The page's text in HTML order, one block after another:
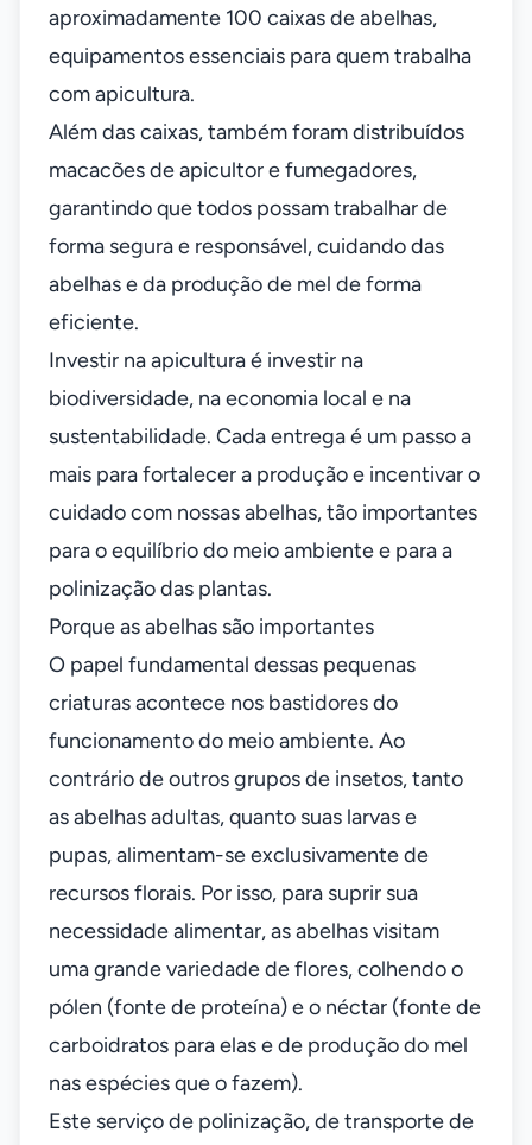
aproximadamente 100 caixas de abelhas,
equipamentos essenciais para quem trabalha
com apicultura.
Além das caixas, também foram distribuídos
macacões de apicultor e fumegadores,
garantindo que todos possam trabalhar de
forma segura e responsável, cuidando das
abelhas e da produção de mel de forma
eficiente.
Investir na apicultura é investir na
biodiversidade, na economia local e na
sustentabilidade. Cada entrega é um passo a
mais para fortalecer a produção e incentivar o
cuidado com nossas abelhas, tão importantes
para o equilíbrio do meio ambiente e para a
polinização das plantas.
Porque as abelhas são importantes
O papel fundamental dessas pequenas
criaturas acontece nos bastidores do
funcionamento do meio ambiente. Ao
contrário de outros grupos de insetos, tanto
as abelhas adultas, quanto suas larvas e
pupas, alimentam-se exclusivamente de
recursos florais. Por isso, para suprir sua
necessidade alimentar, as abelhas visitam
uma grande variedade de flores, colhendo o
pólen (fonte de proteína) e o néctar (fonte de
carboidratos para elas e de produção do mel
nas espécies que o fazem).
Este serviço de polinização, de transporte de